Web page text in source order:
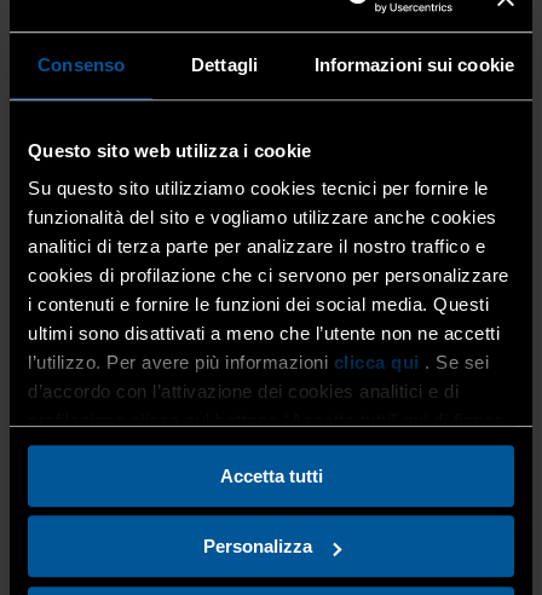
Consenso Dettagli Informazioni sui cookie
Questo sito web utilizza i cookie
Su questo sito utilizziamo cookies tecnici per fornire le
funzionalità del sito e vogliamo utilizzare anche cookies
analitici di terza parte per analizzare il nostro traffico e
cookies di profilazione che ci servono per personalizzare
i contenuti e fornire le funzioni dei social media. Questi
ultimi sono disattivati a meno che l’utente non ne accetti
l’utilizzo. Per avere più informazioni clicca qui . Se sei
d’accordo con l’attivazione dei cookies analitici e di
Accetta tutti
Personalizza
perché sapere se una società di capitale ha depositato o
meno il bilancio è molto semplice, essendo
È quindi importante affidarsi a chi sappia gestire i
tuoi adempimenti di bilancio e tutte le altre
scadenze in modo preciso e puntuale, aiutandoti a
rispettarle per evitare spiacevoli inconvenienti.
SERVIZIO CONTABILITÀ E GESTIONE D’IMPRESA
Confartigianato Imprese Bergamo è
più grande di Bergamo, conpiù di 3.000 aziende
che ci hanno già scelto per la nostra